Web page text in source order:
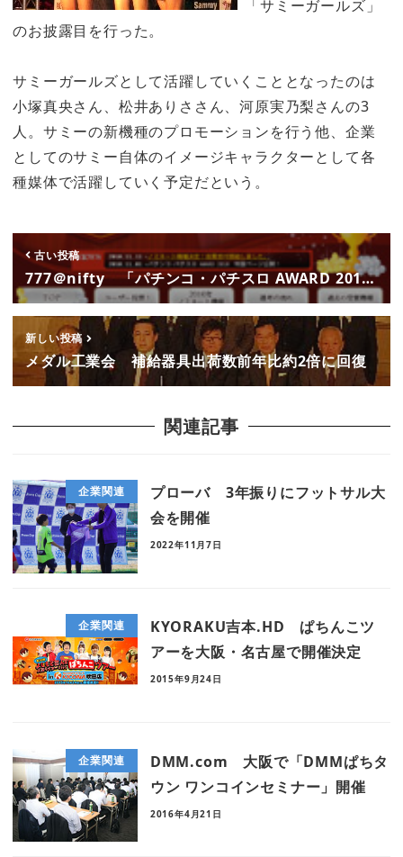
「サミーガールズ」
のお披露目を行った。
サミーガールズとして活躍していくこととなったのは
小塚真央さん、松井ありささん、河原実乃梨さんの3
人。サミーの新機種のプロモーションを行う他、企業
としてのサミー自体のイメージキャラクターとして各
種媒体で活躍していく予定だという。
古い投稿
777＠nifty 「パチンコ・パチスロ AWARD 201…
新しい投稿
メダル工業会 補給器具出荷数前年比約2倍に回復
関連記事
企業関連
プローバ 3年振りにフットサル大
会を開催
2022年11月7日
企業関連
KYORAKU吉本.HD ぱちんこツ
アーを大阪・名古屋で開催決定
2015年9月24日
企業関連
DMM.com 大阪で「DMMぱちタ
ウン ワンコインセミナー」開催
2016年4月21日